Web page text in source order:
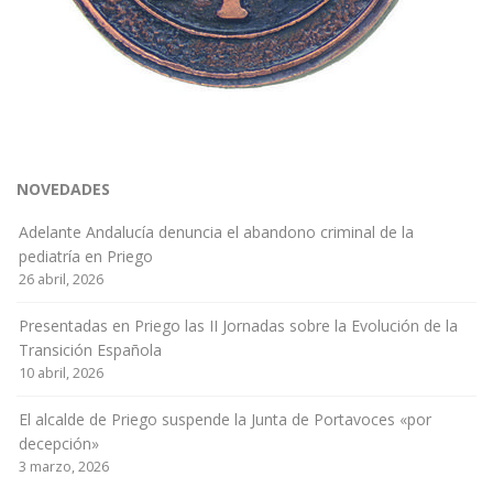
NOVEDADES
Adelante Andalucía denuncia el abandono criminal de la
pediatría en Priego
26 abril, 2026
Presentadas en Priego las II Jornadas sobre la Evolución de la
Transición Española
10 abril, 2026
El alcalde de Priego suspende la Junta de Portavoces «por
decepción»
3 marzo, 2026